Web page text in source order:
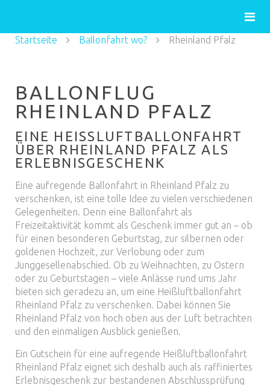
Startseite Ballonfahrt wo? Rheinland Pfalz
BALLONFLUG
RHEINLAND PFALZ
EINE HEISSLUFTBALLONFAHRT Ü
BER RHEINLAND PFALZ ALS E
RLEBNISGESCHENK
Eine aufregende Ballonfahrt in Rheinland Pfalz zu
verschenken, ist eine tolle Idee zu vielen verschiedenen
Gelegenheiten. Denn eine Ballonfahrt als
Freizeitaktivität kommt als Geschenk immer gut an – ob
für einen besonderen Geburtstag, zur silbernen oder
goldenen Hochzeit, zur Verlobung oder zum
Junggesellenabschied. Ob zu Weihnachten, zu Ostern
oder zu Geburtstagen – viele Anlässe rund ums Jahr
bieten sich geradezu an, um eine Heißluftballonfahrt
Rheinland Pfalz zu verschenken. Dabei können Sie
Rheinland Pfalz von hoch oben aus der Luft betrachten
und den einmaligen Ausblick genießen.
Ein Gutschein für eine aufregende Heißluftballonfahrt
Rheinland Pfalz eignet sich deshalb auch als raffiniertes
Erlebnisgeschenk zur bestandenen Abschlussprüfung